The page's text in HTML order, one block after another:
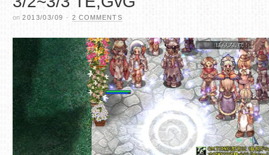
on 2013/03/09 · 2 COMMENTS